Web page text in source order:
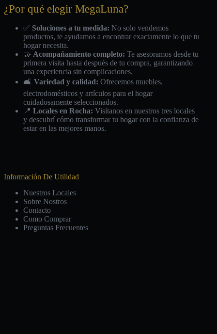
¿Por qué elegir MegaLuna?
✅ Soluciones a tu medida: No solo vendemos
productos, te ayudamos a encontrar exactamente lo que tu
hogar necesita.
🤝 Acompañamiento completo: Te asesoramos desde tu
primera visita hasta después de tu compra, garantizando
una experiencia sin complicaciones.
🛋️ Variedad y calidad: Ofrecemos muebles,
electrodomésticos y artículos para el hogar
cuidadosamente seleccionados.
📍 Locales en Rocha: Visítanos en nuestros tres locales
y descubrí cómo transformar tu hogar con la confianza de
estar en las mejores manos.
Información De Utilidad
Nuestros Locales
Sobre Nostros
Contacto
Como Comprar
Preguntas Frecuentes